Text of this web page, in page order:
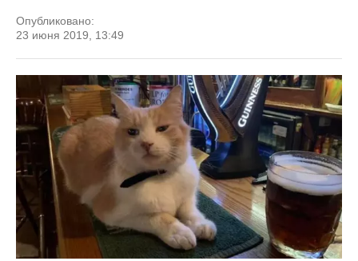
Опубликовано:
23 июня 2019, 13:49